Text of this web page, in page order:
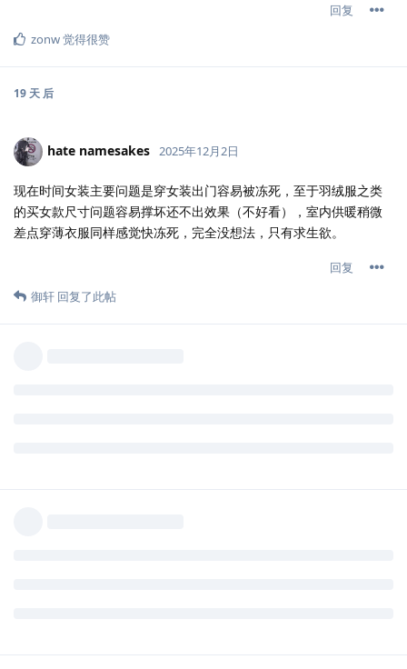
回复
zonw觉得很赞
19 天 后
hate namesakes 2025年12月2日
现在时间女装主要问题是穿女装出门容易被冻死，至于羽绒服之类
的买女款尺寸问题容易撑坏还不出效果（不好看），室内供暖稍微
差点穿薄衣服同样感觉快冻死，完全没想法，只有求生欲。
回复
御轩 回复了此帖